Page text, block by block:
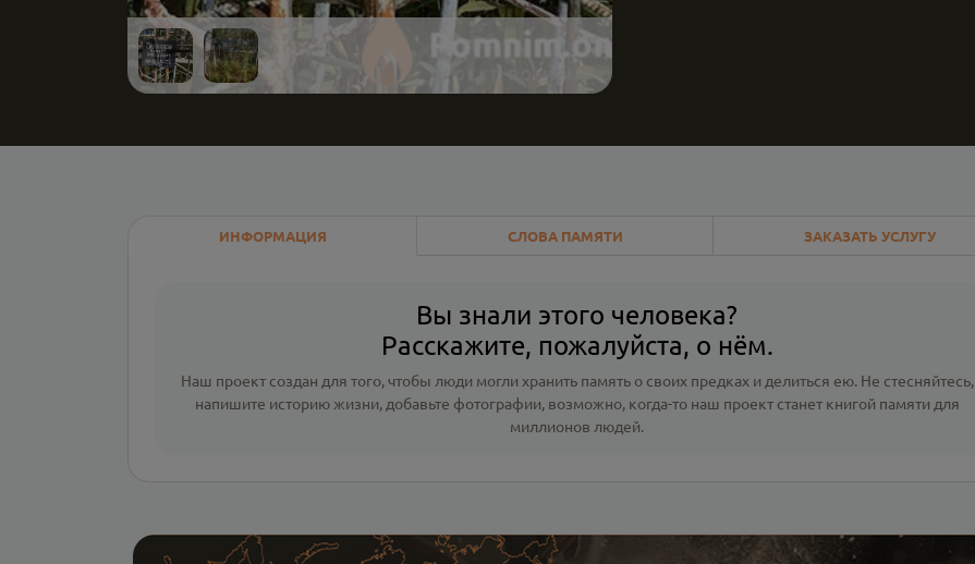
ИНФОРМАЦИЯ СЛОВА ПАМЯТИ ЗАКАЗАТЬ УСЛУГУ
Вы знали этого человека?
Расскажите, пожалуйста, о нём.
Наш проект создан для того, чтобы люди могли хранить память о своих предках и делиться ею. Не стесняйтесь,
напишите историю жизни, добавьте фотографии, возможно, когда-то наш проект станет книгой памяти для
миллионов людей.